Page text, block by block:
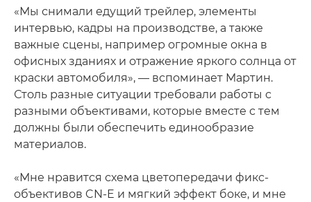
«Мы снимали едущий трейлер, элементы
интервью, кадры на производстве, а также
важные сцены, например огромные окна в
офисных зданиях и отражение яркого солнца от
краски автомобиля», — вспоминает Мартин.
Столь разные ситуации требовали работы с
разными объективами, которые вместе с тем
должны были обеспечить единообразие
материалов.
«Мне нравится схема цветопередачи фикс-
объективов CN-E и мягкий эффект боке, и мне